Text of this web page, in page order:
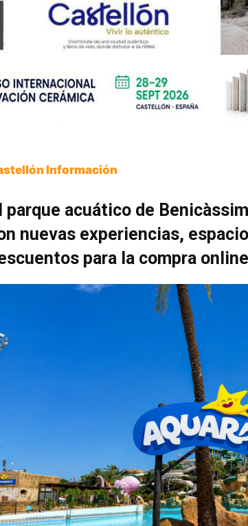
Información
parque acuático de
nuevas experiencias,
para la compra